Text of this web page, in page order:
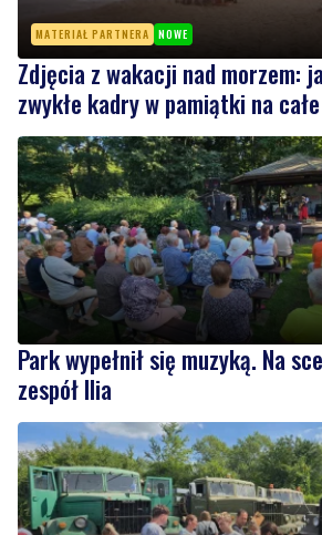
MATERIAŁ PARTNERA NOWE
Zdjęcia z wakacji nad morzem:
zwykłe kadry w pamiątki na
Park wypełnił się muzyką. Na
zespół Ilia